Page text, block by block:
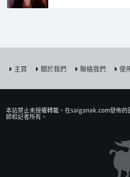
主頁 關於我們 聯絡我們 使
本站禁止未授權𨍭載。在saiganak.com發佈
師和記者所有。